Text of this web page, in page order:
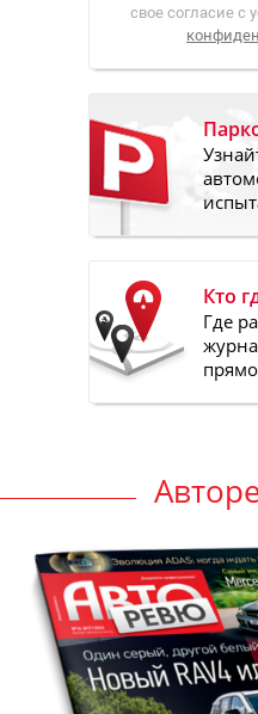
свое согласие с
Кто
Где